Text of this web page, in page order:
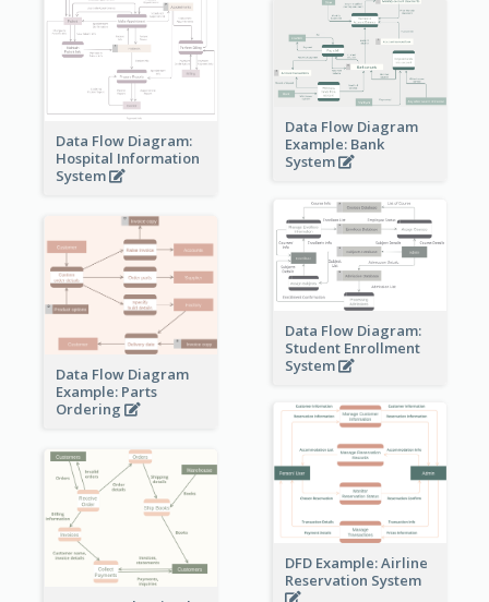
Data Flow Diagram:
Hospital Information
System
Data Flow Diagram
Example: Bank
System
Data Flow Diagram:
Student Enrollment
System
Data Flow Diagram
Example: Parts
Ordering
DFD Example: Airline
Reservation System